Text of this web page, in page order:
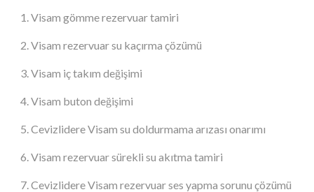
Visam gömme rezervuar tamiri
Visam rezervuar su kaçırma çözümü
Visam iç takım değişimi
Visam buton değişimi
Cevizlidere Visam su doldurmama arızası onarımı
Visam rezervuar sürekli su akıtma tamiri
Cevizlidere Visam rezervuar ses yapma sorunu çözümü